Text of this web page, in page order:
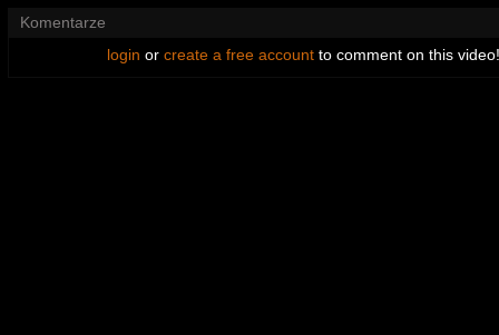
Komentarze
login or create a free accountto comment on this video!